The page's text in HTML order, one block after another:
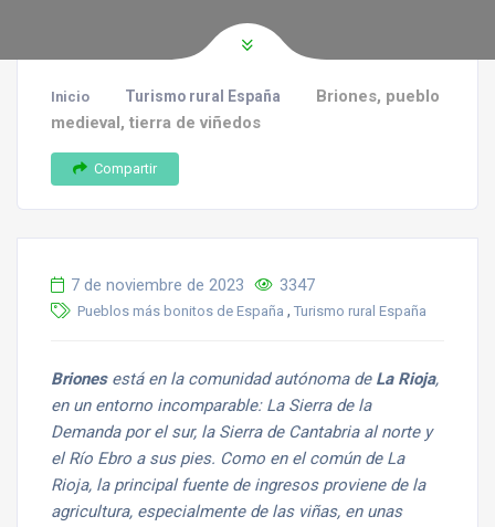
Inicio Turismo rural España
Briones, pueblo
medieval, tierra de viñedos
Compartir
7 de noviembre de 2023 3347
Pueblos más bonitos de España , Turismo rural España
Brionesestá en la comunidad autónoma de La Rioja,
en un entorno incomparable: La Sierra de la
Demanda por el sur, la Sierra de Cantabria al norte y
el Río Ebro a sus pies. Como en el común de La
Rioja, la principal fuente de ingresos proviene de la
agricultura, especialmente de las viñas, en unas